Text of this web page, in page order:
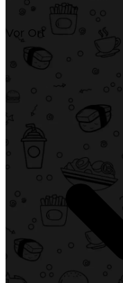
Vor Ort